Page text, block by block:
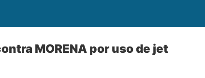
MORENA por uso de jet